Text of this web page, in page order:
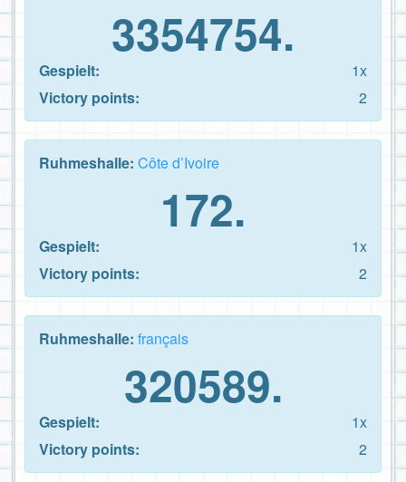
3354754.
Gespielt:
1x
Victory points:
2
Ruhmeshalle: Côte d’Ivoire
172.
Gespielt:
1x
Victory points:
2
Ruhmeshalle: français
320589.
Gespielt:
1x
Victory points:
2